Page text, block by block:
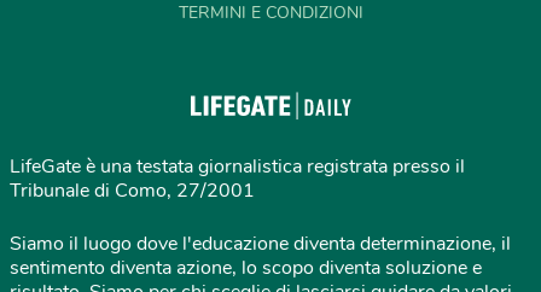
TERMINI E CONDIZIONI
LifeGate è una testata giornalistica registrata presso il
Tribunale di Como, 27/2001
Siamo il luogo dove l'educazione diventa determinazione, il
sentimento diventa azione, lo scopo diventa soluzione e